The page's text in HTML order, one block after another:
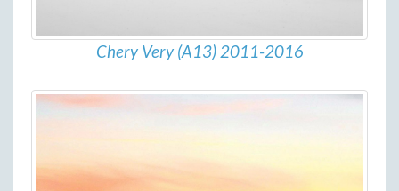
Chery Very (A13) 2011-2016